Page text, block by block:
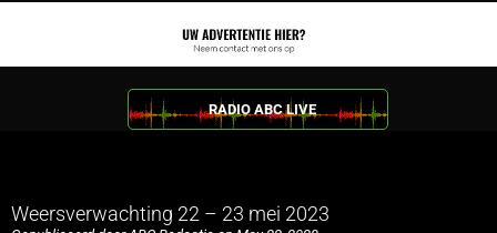
RADIO ABC LIVE
Weersverwachting 22 – 23 mei 2023